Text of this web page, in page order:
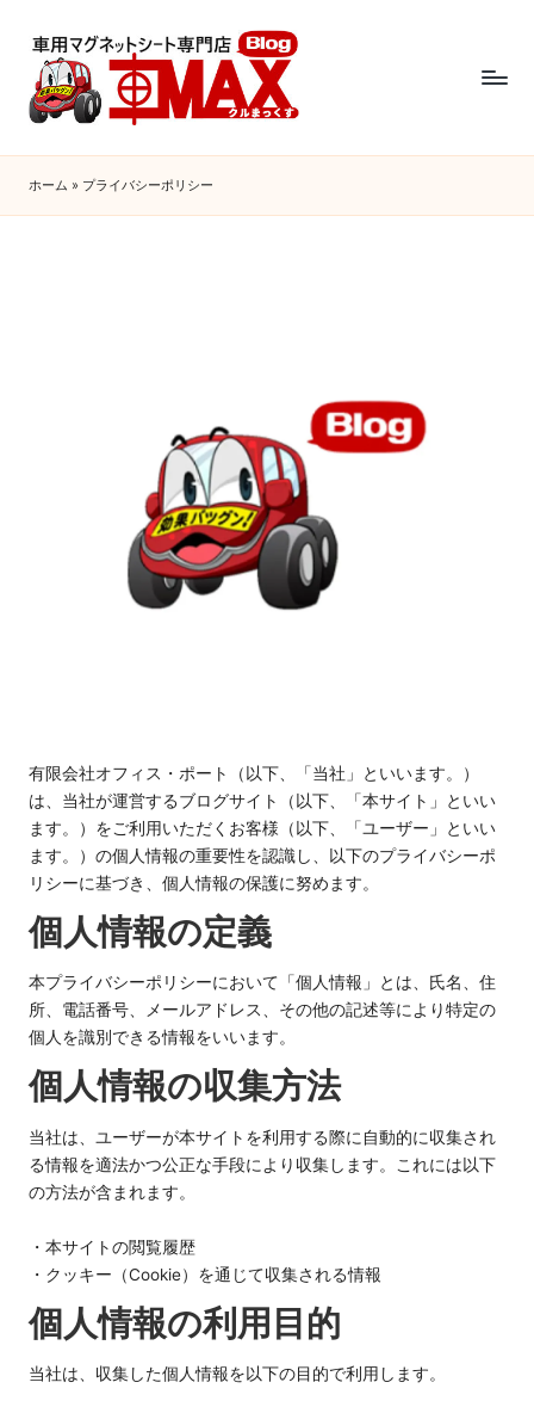
ホーム » プライバシーポリシー
有限会社オフィス・ポート（以下、「当社」といいます。）
は、当社が運営するブログサイト（以下、「本サイト」といい
ます。）をご利用いただくお客様（以下、「ユーザー」といい
ます。）の個人情報の重要性を認識し、以下のプライバシーポ
リシーに基づき、個人情報の保護に努めます。
個人情報の定義
本プライバシーポリシーにおいて「個人情報」とは、氏名、住
所、電話番号、メールアドレス、その他の記述等により特定の
個人を識別できる情報をいいます。
個人情報の収集方法
当社は、ユーザーが本サイトを利用する際に自動的に収集され
る情報を適法かつ公正な手段により収集します。これには以下
の方法が含まれます。
・本サイトの閲覧履歴
・クッキー（Cookie）を通じて収集される情報
個人情報の利用目的
当社は、収集した個人情報を以下の目的で利用します。